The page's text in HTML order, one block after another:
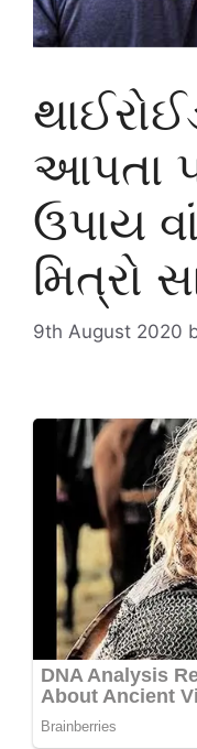
આપતા
ઉપાય
મિત્રો
9th August 2020